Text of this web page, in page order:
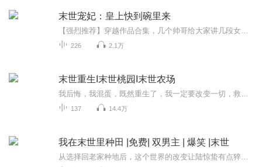
末世宠妃：皇上快到碗里来
226 2.1万
末世重生I末世桃园I末世农场
137 14.4万
我在末世里种田 |免费| 双男主 | 爆笑 |末世